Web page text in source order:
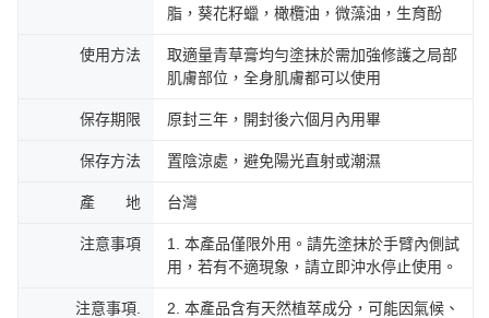
脂，葵花籽蠟，橄欖油，微藻油，生育酚
使用方法
取適量青草膏均勻塗抹於需加強修護之局部
肌膚部位，全身肌膚都可以使用
保存期限 原封三年，開封後六個月內用畢
保存方法 置陰涼處，避免陽光直射或潮濕
產 地 台灣
注意事項
1. 本產品僅限外用。請先塗抹於手臂內側試
用，若有不適現象，請立即沖水停止使用。
注意事項.
2. 本產品含有天然植萃成分，可能因氣候、